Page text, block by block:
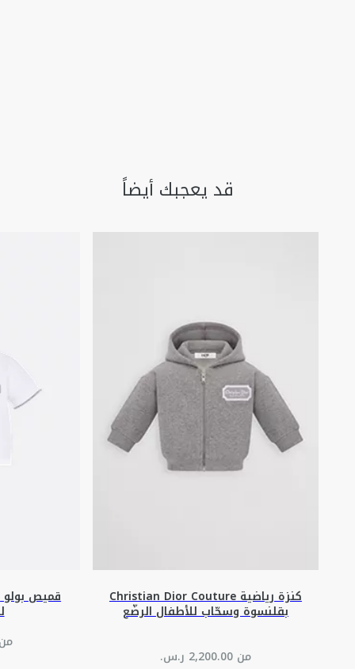
قد يعجبك أيضاً
كنزة رياضية Christian Dior Couture
بقلنسوة وسحّاب للأطفال الرضّع
من ‏2,200.00 ر.س.‏
من